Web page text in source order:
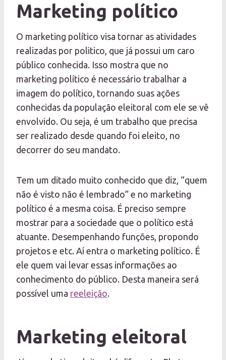
Marketing político
O marketing político visa tornar as atividades
realizadas por politico, que já possui um caro
público conhecida. Isso mostra que no
marketing político é necessário trabalhar a
imagem do político, tornando suas ações
conhecidas da população eleitoral com ele se vê
envolvido. Ou seja, é um trabalho que precisa
ser realizado desde quando foi eleito, no
decorrer do seu mandato.
Tem um ditado muito conhecido que diz, “quem
não é visto não é lembrado” e no marketing
político é a mesma coisa. É preciso sempre
mostrar para a sociedade que o político está
atuante. Desempenhando funções, propondo
projetos e etc. Aí entra o marketing político. É
ele quem vai levar essas informações ao
conhecimento do público. Desta maneira será
possível uma reeleição.
Marketing eleitoral